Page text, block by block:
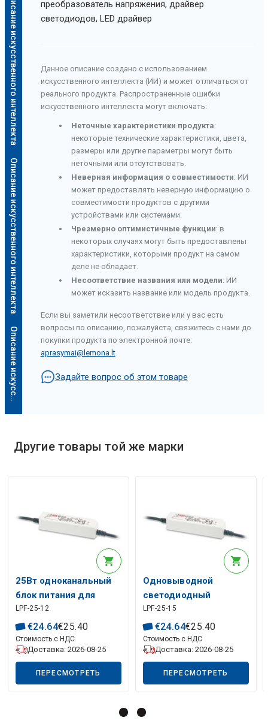
Описание искусственного интеллекта
Описание искусственного интеллекта
О
п
и
с
а
н
и
е
и
с
к
у
с
с
т
в
е
н
н
о
г
о
и
н
т
е
л
л
е
к
т
а
Описание искусственного интеллекта
преобразователь напряжения, драйвер
светодиодов, LED драйвер
Данное описание создано с использованием
искусственного интеллекта (ИИ) и может отличаться от
реального продукта. Распространенные ошибки
искусственного интеллекта могут включать:
Неточные характеристики продукта:
некоторые технические характеристики, цвета,
размеры или другие параметры могут быть
неточными или отсутствовать.
Неверная информация о совместимости: ИИ
может предоставлять неверную информацию о
совместимости продуктов с другими
устройствами или системами.
Чрезмерно оптимистичные функции: в
некоторых случаях могут быть предоставлены
характеристики, которыми продукт на самом
деле не обладает.
Несоответствие названия или модели: ИИ
может исказить название или модель продукта.
Если вы заметили несоответствие или у вас есть
вопросы по описанию, пожалуйста, свяжитесь с нами до
покупки продукта по электронной почте:
aprasymai@lemona.lt
Задайте вопрос об этом товаре
Другие товары той же марки
25Вт одноканальный
блок питания для
светодиодов 12В 2.1А
с PFC, MEAN WELL
LPF-25-12
€24.64€25.40
Стоимость с НДС
Доставка: 2026-08-25
ПЕРЕСМОТРЕТЬ
Одновыводной
светодиодный
источник питания 15V
1.67A с PFC, MEAN
WELL
LPF-25-15
€24.64€25.40
Стоимость с НДС
Доставка: 2026-08-25
ПЕРЕСМОТРЕТЬ